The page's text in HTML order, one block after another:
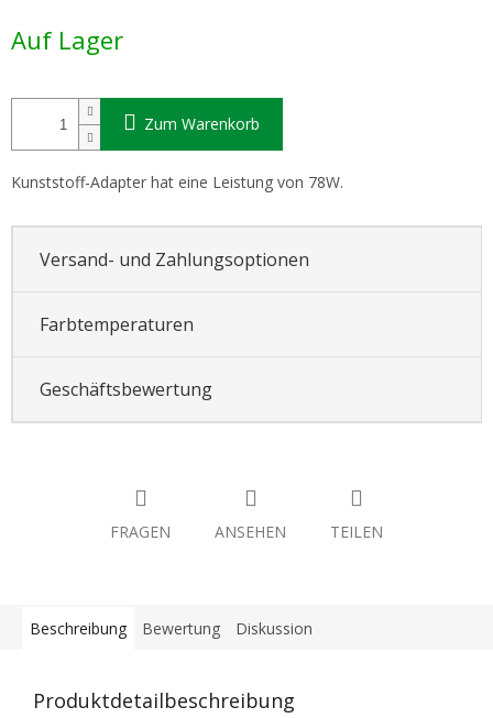
Auf Lager
Zum Warenkorb
Kunststoff-Adapter hat eine Leistung von 78W.
Versand- und Zahlungsoptionen
Farbtemperaturen
Geschäftsbewertung
FRAGEN ANSEHEN TEILEN
Beschreibung Bewertung Diskussion
Produktdetailbeschreibung